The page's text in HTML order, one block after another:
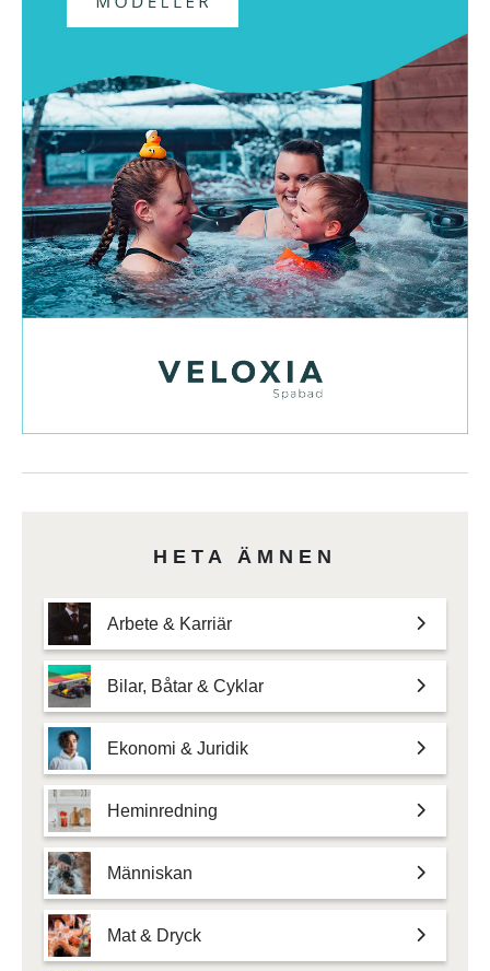
HETA ÄMNEN
Arbete & Karriär
Bilar, Båtar & Cyklar
Ekonomi & Juridik
Heminredning
Människan
Mat & Dryck